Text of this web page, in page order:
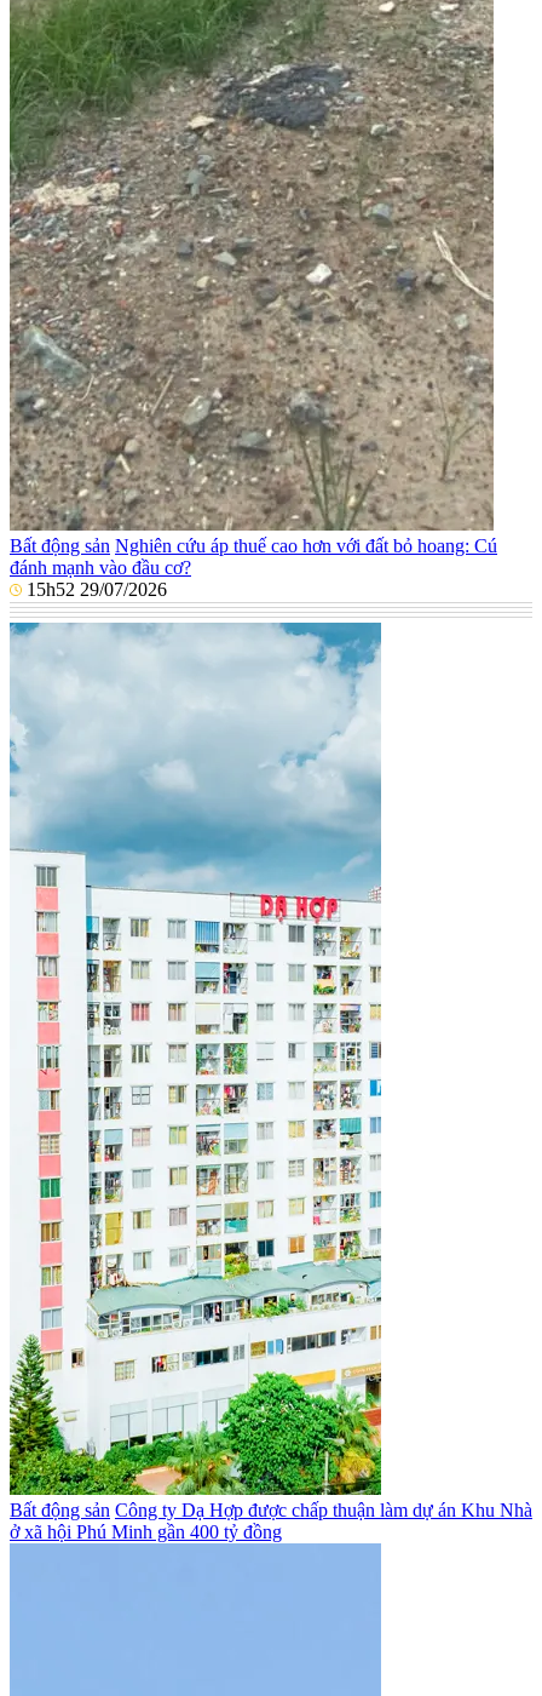
Bất động sản Nghiên cứu áp thuế cao hơn với đất bỏ hoang: Cú
đánh mạnh vào đầu cơ?
15h52 29/07/2026
Bất động sản Công ty Dạ Hợp được chấp thuận làm dự án Khu Nhà
ở xã hội Phú Minh gần 400 tỷ đồng